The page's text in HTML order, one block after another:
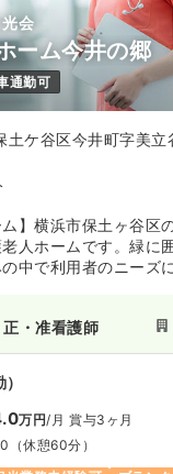
会
ーム今井の郷
通勤可
土ケ谷区今井町字美立
ム】横浜市保土ヶ谷区
人ホームです。緑に
中で利用者のニーズ
ています。
正・准看護師
万円/月 賞与3ヶ月
（休憩60分）